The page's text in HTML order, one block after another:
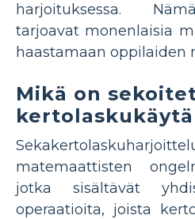
harjoituksessa.
tarjoavat monenlaisia
haastamaan oppilaiden
Mikä on
matemaattisten
jotka sisältävät
operaatioita, joista